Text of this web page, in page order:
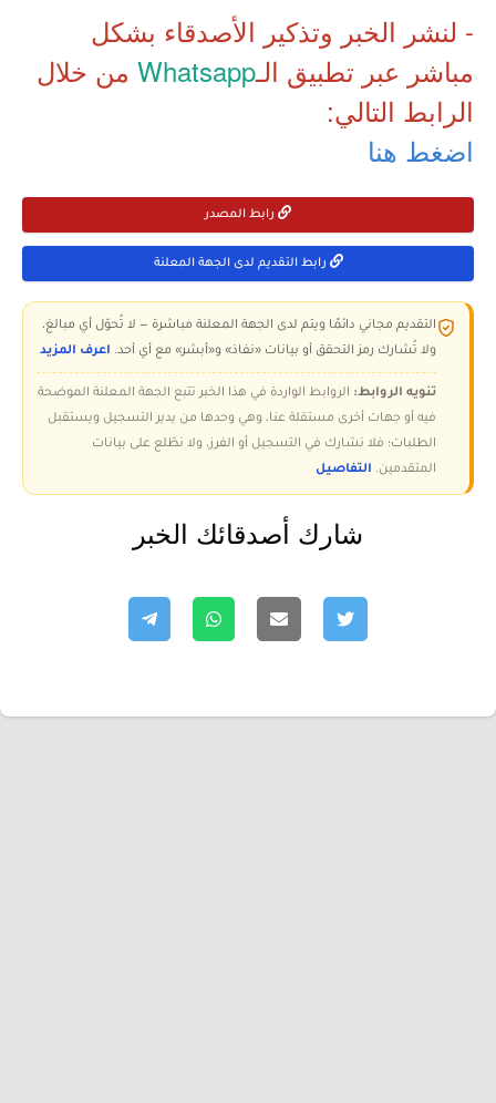
- لنشر الخبر وتذكير الأصدقاء بشكل
مباشر عبر تطبيق الـWhatsapp من خلال
الرابط التالي:
اضغط هنا
رابط المصدر
رابط التقديم لدى الجهة المعلنة
التقديم مجاني دائمًا ويتم لدى الجهة المعلنة مباشرة — لا تُحوّل أي مبالغ،
ولا تُشارك رمز التحقق أو بيانات «نفاذ» و«أبشر» مع أي أحد. اعرف المزيد
تنويه الروابط: الروابط الواردة في هذا الخبر تتبع الجهة المعلنة الموضحة
فيه أو جهات أخرى مستقلة عنا، وهي وحدها من يدير التسجيل ويستقبل
الطلبات؛ فلا نشارك في التسجيل أو الفرز، ولا نطّلع على بيانات
المتقدمين. التفاصيل
شارك أصدقائك الخبر